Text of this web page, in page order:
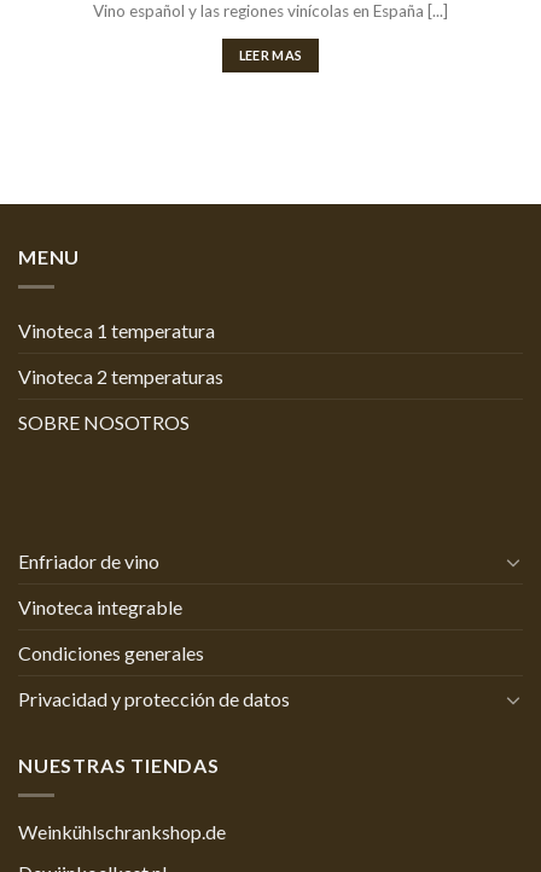
Vino español y las regiones vinícolas en España [...]
LEER MAS
MENU
Vinoteca 1 temperatura
Vinoteca 2 temperaturas
SOBRE NOSOTROS
Enfriador de vino
Vinoteca integrable
Condiciones generales
Privacidad y protección de datos
NUESTRAS TIENDAS
Weinkühlschrankshop.de